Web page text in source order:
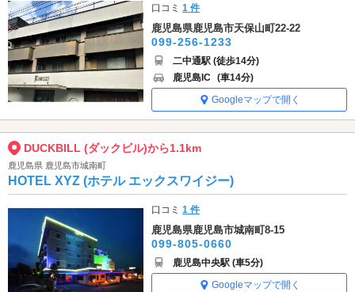
口コミ1 件
鹿児島県鹿児島市天保山町22-22
099-256-1233
二中通駅 (徒歩14分)
鹿児島IC (車14分)
Googleマップで開く
DUCKBILL (ダックビル)から1.1km
鹿児島県 鹿児島市城南町
HOTEL XYZ (ホテル エックスワイジー)
口コミ1 件
鹿児島県鹿児島市城南町8-15
099-805-0660
鹿児島中央駅 (車5分)
Googleマップで開く